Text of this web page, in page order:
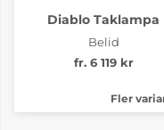
Diablo Taklampa
Belid
fr. 6 119 kr
Fler